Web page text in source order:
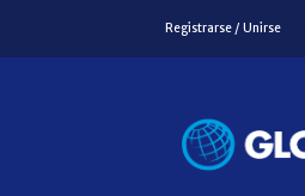
Registrarse / Unirse